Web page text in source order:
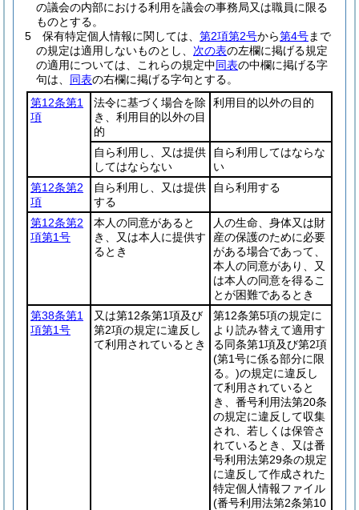
の議会の内部における利用を議会の事務局又は職員に限る
ものとする。
5
保有特定個人情報に関しては、 第2項第2号から第4号まで
の規定は適用しないものとし、 次の表の左欄に掲げる規定
の適用については、これらの規定中同表の中欄に掲げる字
句は、 同表の右欄に掲げる字句とする。
第12条第1
項
法令に基づく場合を除
き、利用目的以外の目
的
利用目的以外の目的
自ら利用し、又は提供
してはならない
自ら利用してはならな
い
第12条第2
項
自ら利用し、又は提供
する
自ら利用する
第12条第2
項第1号
本人の同意があると
き、又は本人に提供す
るとき
人の生命、身体又は財
産の保護のために必要
がある場合であって、
本人の同意があり、又
は本人の同意を得るこ
とが困難であるとき
第38条第1
項第1号
又は第12条第1項及び
第2項の規定に違反し
て利用されているとき
第12条第5項の規定に
より読み替えて適用す
る同条第1項及び第2項
(第1号に係る部分に限
る。)の規定に違反し
て利用されていると
き、番号利用法第20条
の規定に違反して収集
され、若しくは保管さ
れているとき、又は番
号利用法第29条の規定
に違反して作成された
特定個人情報ファイル
(番号利用法第2条第10